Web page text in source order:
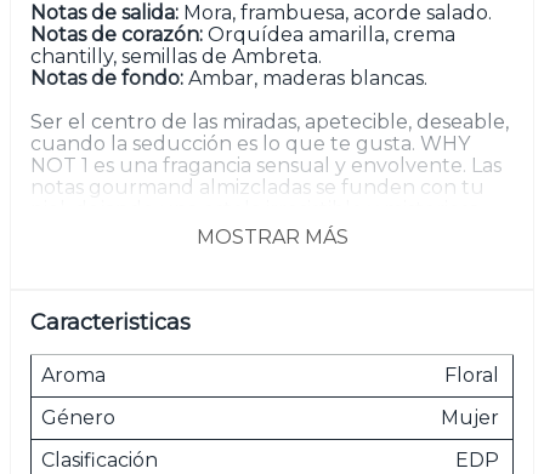
Notas de salida: Mora, frambuesa, acorde salado.
Notas de corazón: Orquídea amarilla, crema
chantilly, semillas de Ambreta.
Notas de fondo: Ambar, maderas blancas.
Ser el centro de las miradas, apetecible, deseable,
cuando la seducción es lo que te gusta. WHY
NOT 1 es una fragancia sensual y envolvente. Las
notas gourmand almizcladas se funden con tu
que invita a otros a descubrir más de ti. Esta
Las imágenes son meramente ilustrativas.
MOSTRAR MÁS
Caracteristicas
Aroma
Floral
Género
Mujer
Clasificación
EDP